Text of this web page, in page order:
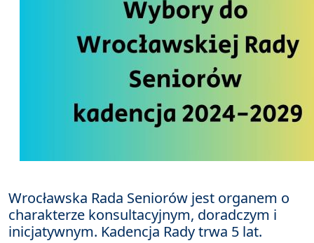
Wrocławska Rada Seniorów jest organem o
charakterze konsultacyjnym, doradczym i
inicjatywnym. Kadencja Rady trwa 5 lat.